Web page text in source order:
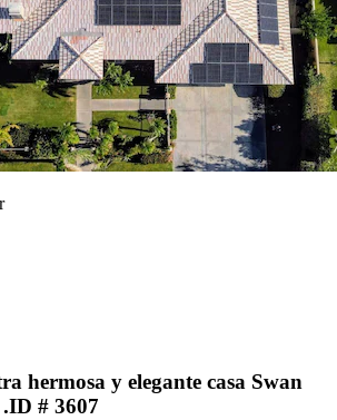
hermosa y elegante casa Swan
# 3607